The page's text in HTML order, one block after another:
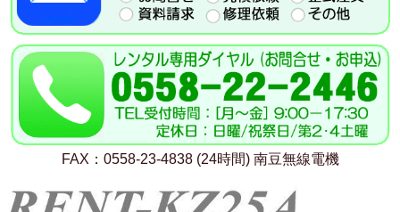
FAX：0558-23-4838 (24時間) 南豆無線電機